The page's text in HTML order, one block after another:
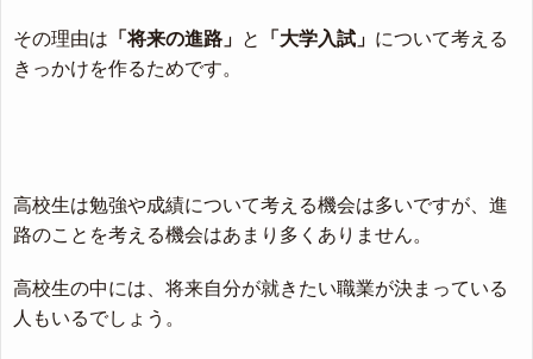
その理由は 「将来の進路」 と 「大学入試」 について考える
きっかけを作るためです。
高校生は勉強や成績について考える機会は多いですが、進
路のことを考える機会はあまり多くありません。
高校生の中には、将来自分が就きたい職業が決まっている
人もいるでしょう。